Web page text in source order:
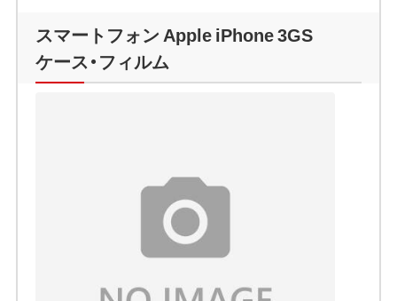
スマートフォン Apple iPhone 3GS
ケース・フィルム